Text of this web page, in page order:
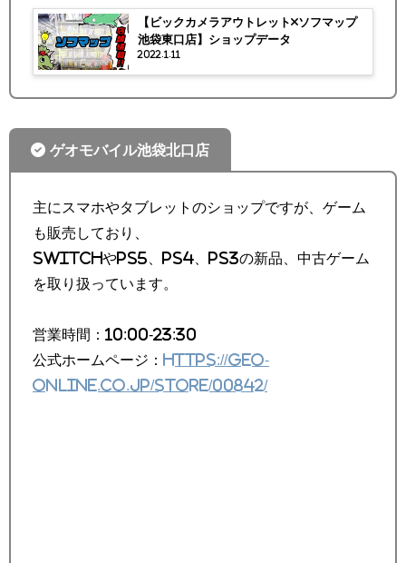
【ビックカメラアウトレット×ソフマップ
池袋東口店】ショップデータ
2022.1.11
ゲオモバイル池袋北口店
主にスマホやタブレットのショップですが、ゲーム
も販売しており、
SwitchやPS5、PS4、PS3の新品、中古ゲーム
を取り扱っています。
営業時間：10:00-23:30
公式ホームページ： https://geo-
online.co.jp/store/00842/